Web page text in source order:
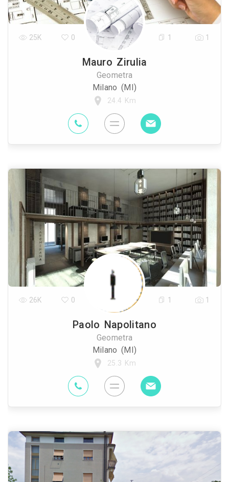
Mauro Zirulia
Geometra
Milano (MI)
24.4 Km
25K 0 1 1
Paolo Napolitano
Geometra
Milano (MI)
25.3 Km
26K 0 1 1